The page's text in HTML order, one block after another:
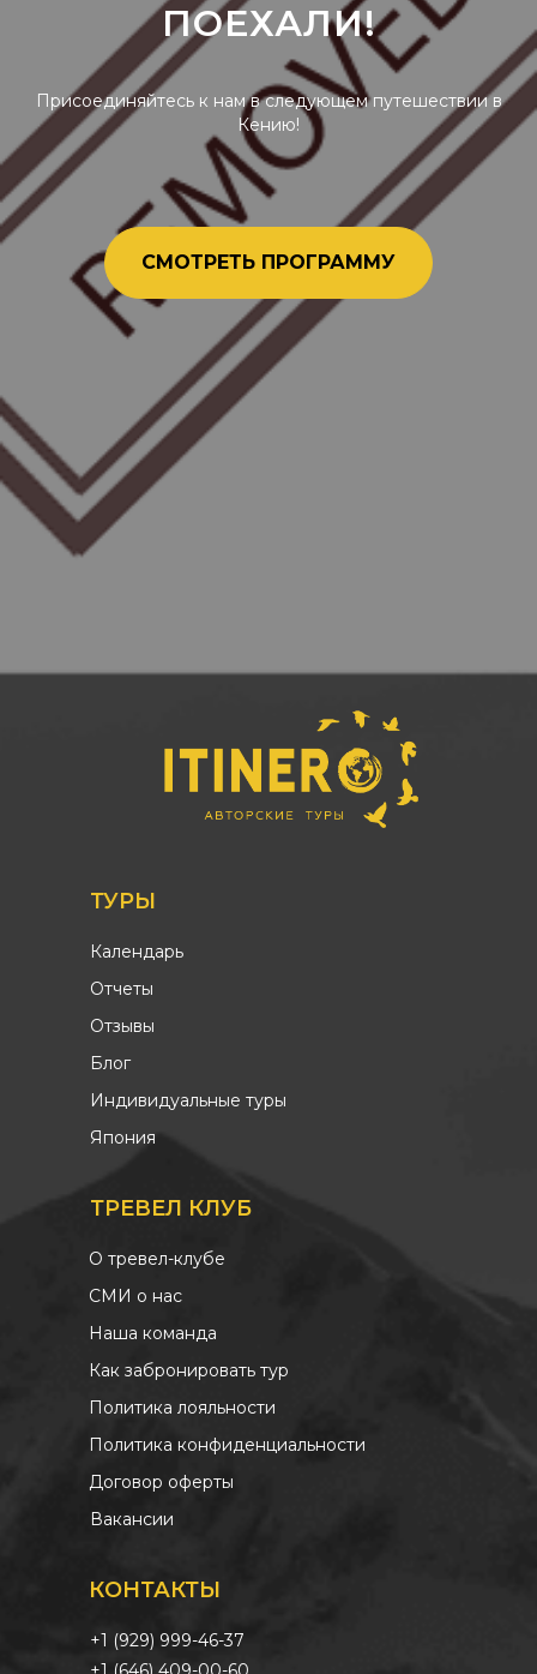
ПОЕХАЛИ!
Присоединяйтесь к нам в следующем путешествии в
Кению!
СМОТРЕТЬ ПРОГРАММУ
ТУРЫ
Календарь
Отчеты
Отзывы
Блог
ТРЕВЕЛ КЛУБ
О тревел-клубе
Индивидуальные туры
Япония
Наша команда
Политика лояльности
КОНТАКТЫ
+1 (929) 999-46-37
СМИ о нас
Как забронировать тур
Политика конфиденциальности
Договор оферты
Вакансии